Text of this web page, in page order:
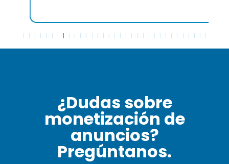
¿Dudas sobre
monetización de
anuncios?
Pregúntanos.